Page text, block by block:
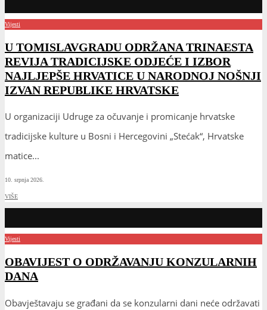
Vijesti
U TOMISLAVGRADU ODRŽANA TRINAESTA
REVIJA TRADICIJSKE ODJEĆE I IZBOR
NAJLJEPŠE HRVATICE U NARODNOJ NOŠNJI
IZVAN REPUBLIKE HRVATSKE
U organizaciji Udruge za očuvanje i promicanje hrvatske
tradicijske kulture u Bosni i Hercegovini „Stećak“, Hrvatske
matice...
10. srpnja 2026.
VIŠE
Vijesti
OBAVIJEST O ODRŽAVANJU KONZULARNIH
DANA
Obavještavaju se građani da se konzularni dani neće održavati